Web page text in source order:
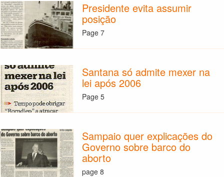
Presidente evita assumir
posição
Page 7
Santana só admite mexer na
lei após 2006
Page 5
Sampaio quer explicações do
Governo sobre barco do
aborto
page 8